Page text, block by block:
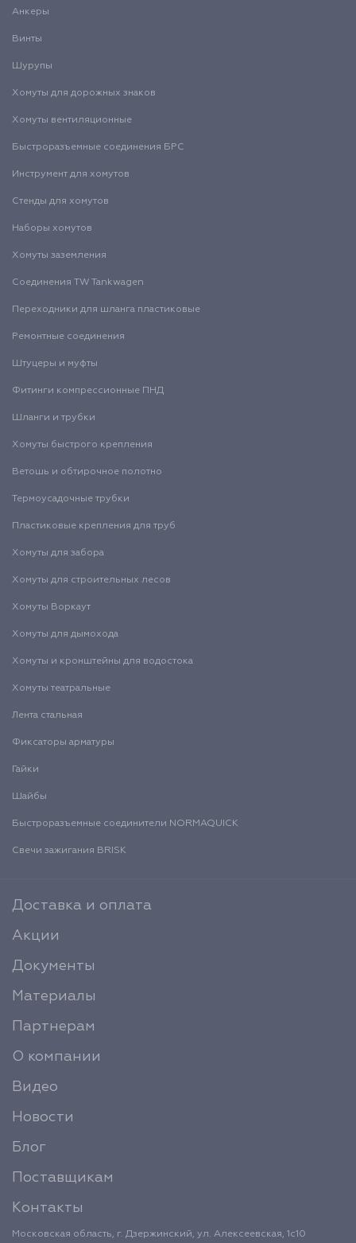
Анкеры
Винты
Шурупы
Хомуты для дорожных знаков
Хомуты вентиляционные
Быстроразъемные соединения БРС
Инструмент для хомутов
Стенды для хомутов
Наборы хомутов
Хомуты заземления
Соединения TW Tankwagen
Переходники для шланга пластиковые
Ремонтные соединения
Штуцеры и муфты
Фитинги компрессионные ПНД
Шланги и трубки
Хомуты быстрого крепления
Ветошь и обтирочное полотно
Термоусадочные трубки
Пластиковые крепления для труб
Хомуты для забора
Хомуты для строительных лесов
Хомуты Воркаут
Хомуты для дымохода
Хомуты и кронштейны для водостока
Хомуты театральные
Лента стальная
Фиксаторы арматуры
Гайки
Шайбы
Быстроразъемные соединители NORMAQUICK
Свечи зажигания BRISK
Доставка и оплата
Акции
Документы
Материалы
Партнерам
О компании
Видео
Новости
Блог
Поставщикам
Контакты
Московская область, г. Дзержинский, ул. Алексеевская, 1с10